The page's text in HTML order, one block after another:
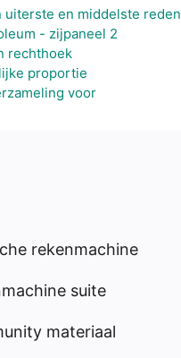
en middelste reden
- zijpaneel 2
rechthoek
proportie
voor
rekenmachine
suite
materiaal